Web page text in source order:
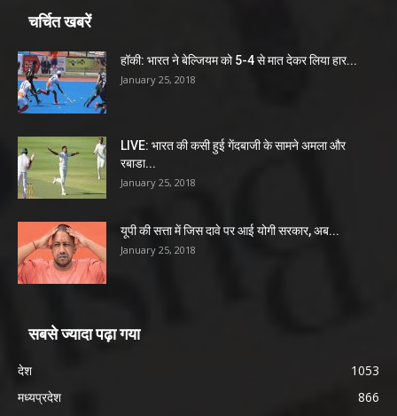
चर्चित खबरें
हॉकी: भारत ने बेल्जियम को 5-4 से मात देकर लिया हार...
January 25, 2018
LIVE: भारत की कसी हुई गेंदबाजी के सामने अमला और
रबाडा...
January 25, 2018
यूपी की सत्ता में जिस दावे पर आई योगी सरकार, अब...
January 25, 2018
सबसे ज्यादा पढ़ा गया
देश
1053
मध्यप्रदेश
866